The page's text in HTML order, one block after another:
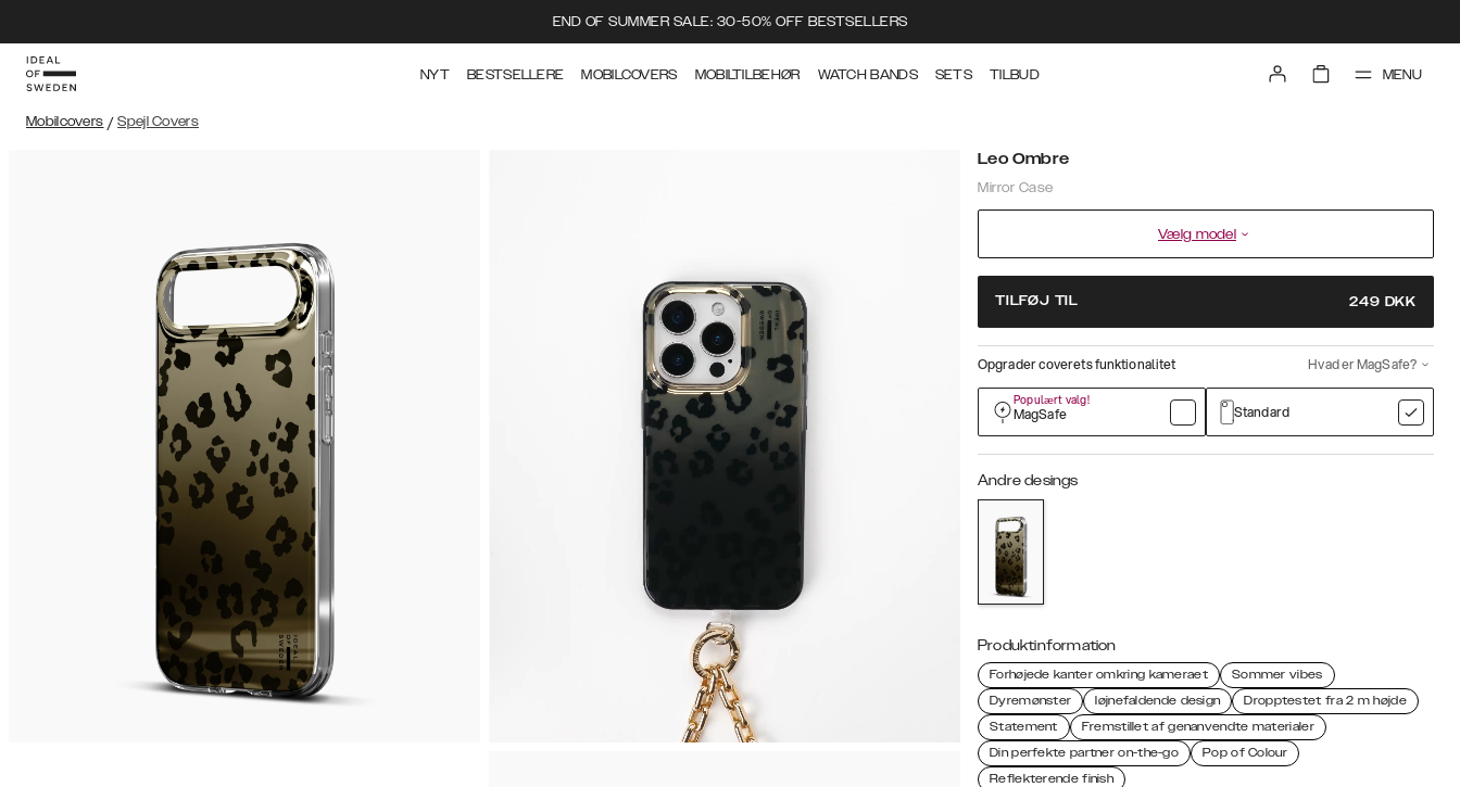
END OF SUMMER SALE: 30-50% OFF BESTSELLERS
NYT BESTSELLERE MOBILCOVERS MOBILTILBEHØR WATCH BANDS SETS TILBUD MENU
Mobilcovers / Spejl Covers
Leo Ombre
Mirror Case
Vælg model
TILFØJ TIL 249 DKK
Opgrader coverets funktionalitet Hvad er MagSafe?
Populært valg!
MagSafe Standard
Andre desings
Produktinformation
Forhøjede kanter omkring kameraet
Sommer vibes
Dyremønster
Iøjnefaldende design
Dropptestet fra 2 m højde
Statement
Fremstillet af genanvendte materialer
Din perfekte partner on-the-go
Pop of Colour
Reflekterende finish